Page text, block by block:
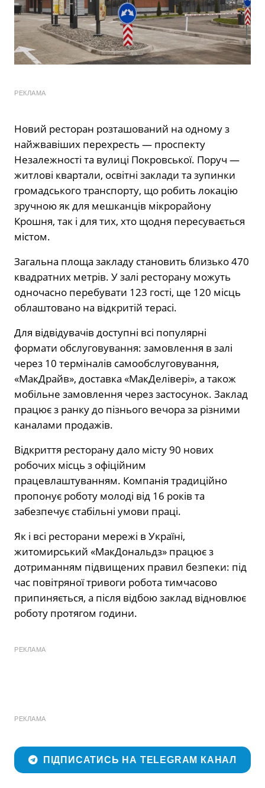
РЕКЛАМА
Новий ресторан розташований на одному з
найжвавіших перехресть — проспекту
Незалежності та вулиці Покровської. Поруч —
житлові квартали, освітні заклади та зупинки
громадського транспорту, що робить локацію
зручною як для мешканців мікрорайону
Крошня, так і для тих, хто щодня пересувається
містом.
Загальна площа закладу становить близько 470
квадратних метрів. У залі ресторану можуть
одночасно перебувати 123 гості, ще 120 місць
облаштовано на відкритій терасі.
Для відвідувачів доступні всі популярні
формати обслуговування: замовлення в залі
через 10 терміналів самообслуговування,
«МакДрайв», доставка «МакДелівері», а також
мобільне замовлення через застосунок. Заклад
працює з ранку до пізнього вечора за різними
каналами продажів.
Відкриття ресторану дало місту 90 нових
робочих місць з офіційним
працевлаштуванням. Компанія традиційно
пропонує роботу молоді від 16 років та
забезпечує стабільні умови праці.
Як і всі ресторани мережі в Україні,
житомирський «МакДональдз» працює з
дотриманням підвищених правил безпеки: під
час повітряної тривоги робота тимчасово
припиняється, а після відбою заклад відновлює
роботу протягом години.
РЕКЛАМА
РЕКЛАМА
ПІДПИСАТИСЬ НА TELEGRAM КАНАЛ